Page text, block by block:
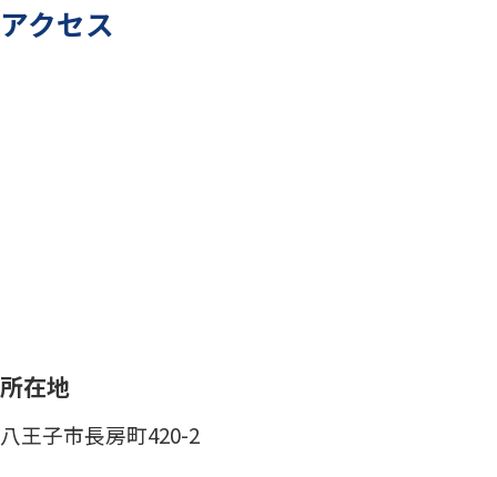
アクセス
所在地
八王子市長房町420-2